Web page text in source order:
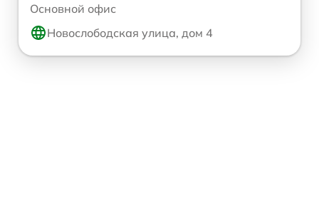
Основной офис
Новослободская улица, дом 4